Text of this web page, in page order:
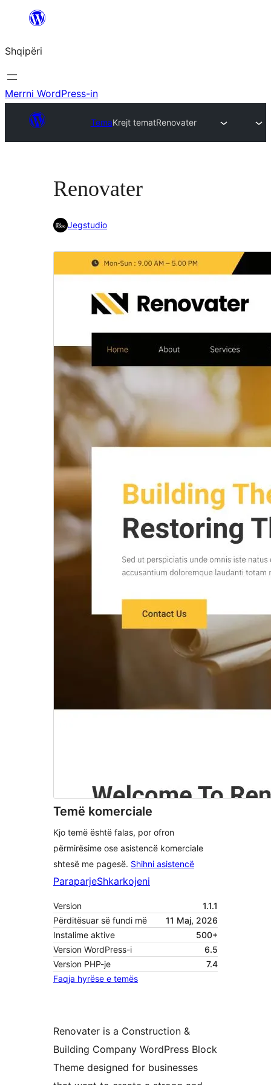
Hidhu
lënda
Shqipëri
Merrni WordPress-in
TemaKrejt tematRenovater
Renovater
Jegstudio
Temë komerciale
Kjo temë është falas, por ofron
përmirësime ose asistencë komerciale
shtesë me pagesë. Shihni asistencë
ParaparjeShkarkojeni
Version
1.1.1
Përditësuar së fundi më
11 Maj, 2026
Instalime aktive
500+
Version WordPress-i
6.5
Version PHP-je
7.4
Faqja hyrëse e temës
Renovater is a Construction &
Building Company WordPress Block
Theme designed for businesses